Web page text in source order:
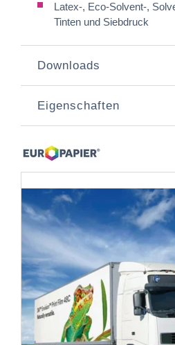
Latex-, Eco-Solvent-,
Tinten und Siebdruck
Downloads
Eigenschaften